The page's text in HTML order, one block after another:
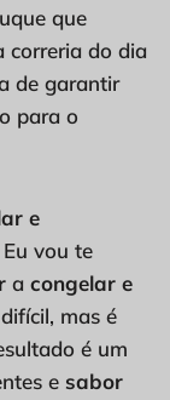
que
correria do dia
de garantir
para o
e
vou te
a congelar e
mas é
é um
e sabor